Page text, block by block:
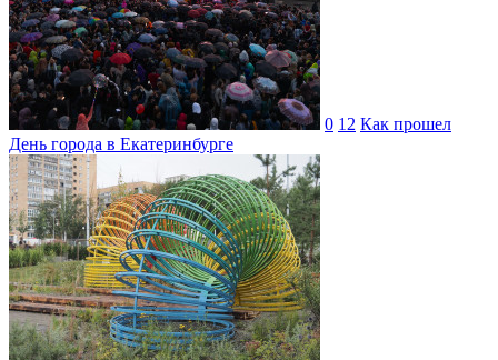
0 12 Как прошел
День города в Екатеринбурге